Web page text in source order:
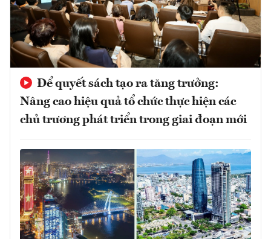
Để quyết sách tạo ra tăng trưởng:
Nâng cao hiệu quả tổ chức thực hiện các
chủ trương phát triển trong giai đoạn mới